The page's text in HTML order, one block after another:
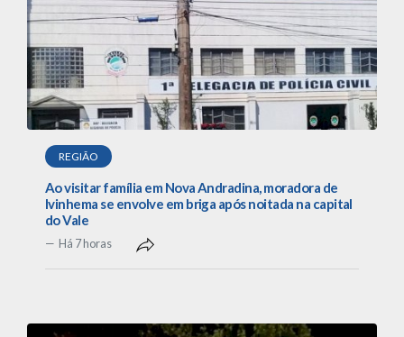
REGIÃO
Ao visitar família em Nova Andradina, moradora de
Ivinhema se envolve em briga após noitada na capital
do Vale
Há 7 horas